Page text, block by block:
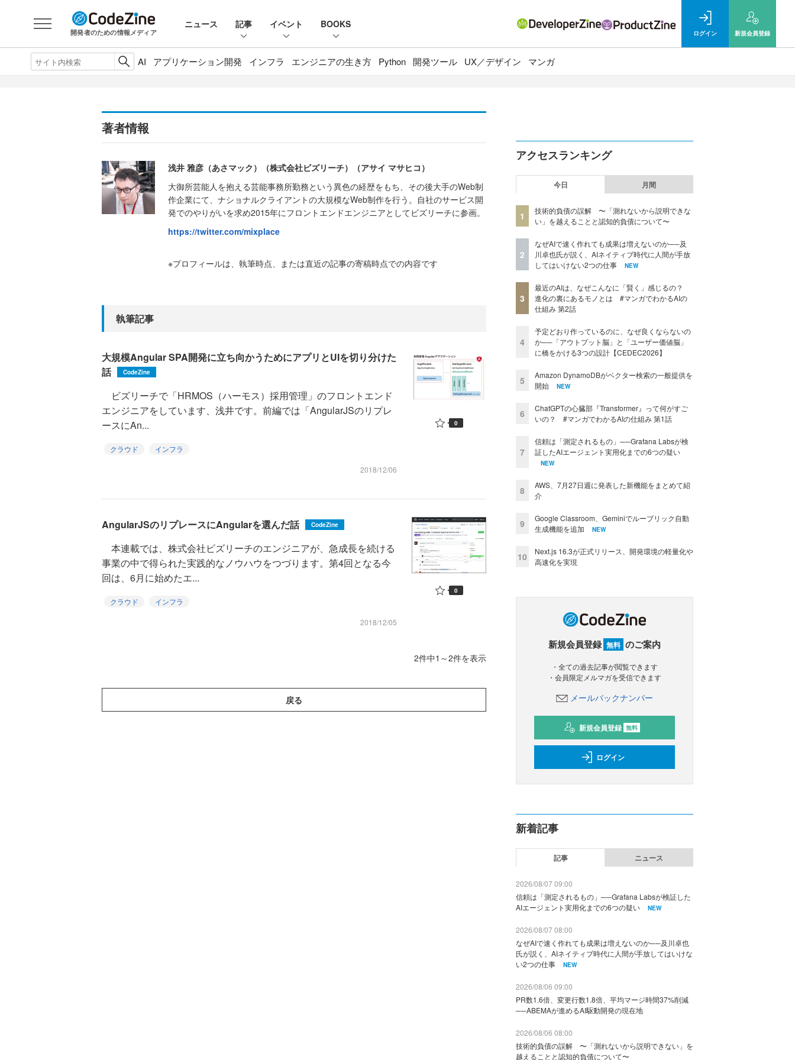
開発者のための情報メディア
ニュース 記事 イベント BOOKS
ログイン 新規会員登録
AI アプリケーション開発 インフラ エンジニアの生き方 Python 開発ツール UX／デザイン マンガ
著者情報
浅井 雅彦（あさマック）（株式会社ビズリーチ）（アサイ マサヒコ）
大御所芸能人を抱える芸能事務所勤務という異色の経歴をもち、その後大手のWeb制
作企業にて、ナショナルクライアントの大規模なWeb制作を行う。自社のサービス開
発でのやりがいを求め2015年にフロントエンドエンジニアとしてビズリーチに参画。
https://twitter.com/mixplace
※プロフィールは、執筆時点、または直近の記事の寄稿時点での内容です
執筆記事
大規模Angular SPA開発に立ち向かうためにアプリとUIを切り分けた
話
CodeZine
ビズリーチで「HRMOS（ハーモス）採用管理」のフロントエンド
エンジニアをしています、浅井です。前編では「AngularJSのリプレ
ースにAn...
クラウド インフラ
2018/12/06
0
AngularJSのリプレースにAngularを選んだ話 CodeZine
本連載では、株式会社ビズリーチのエンジニアが、急成長を続ける
事業の中で得られた実践的なノウハウをつづります。第4回となる今
回は、6月に始めたエ...
クラウド インフラ
2018/12/05
0
2件中1～2件を表示
戻る
アクセスランキング
今日 月間
1
技術的負債の誤解 〜「測れないから説明できな
い」を越えることと認知的負債について〜
2
なぜAIで速く作れても成果は増えないのか──及
川卓也氏が説く、AIネイティブ時代に人間が手放
してはいけない2つの仕事
NEW
3
最近のAIは、なぜこんなに「賢く」感じるの？
進化の裏にあるモノとは #マンガでわかるAIの
仕組み 第2話
4
予定どおり作っているのに、なぜ良くならないの
か──「アウトプット脳」と「ユーザー価値脳」
に橋をかける3つの設計【CEDEC2026】
5
Amazon DynamoDBがベクター検索の一般提供を
開始
NEW
6
ChatGPTの心臓部『Transformer』って何がすご
いの？ #マンガでわかるAIの仕組み 第1話
7
信頼は「測定されるもの」──Grafana Labsが検
証したAIエージェント実用化までの6つの疑い
NEW
8
AWS、7月27日週に発表した新機能をまとめて紹
介
9
Google Classroom、Geminiでルーブリック自動
生成機能を追加
NEW
10
Next.js 16.3が正式リリース、開発環境の軽量化や
高速化を実現
新規会員登録 無料 のご案内
・全ての過去記事が閲覧できます
・会員限定メルマガを受信できます
メールバックナンバー
新規会員登録 無料
ログイン
新着記事
記事 ニュース
2026/08/07 09:00
信頼は「測定されるもの」──Grafana Labsが検証した
AIエージェント実用化までの6つの疑い
NEW
2026/08/07 08:00
なぜAIで速く作れても成果は増えないのか──及川卓也
氏が説く、AIネイティブ時代に人間が手放してはいけな
い2つの仕事
NEW
2026/08/06 09:00
PR数1.6倍、変更行数1.8倍、平均マージ時間37%削減
──ABEMAが進めるAI駆動開発の現在地
2026/08/06 08:00
技術的負債の誤解 〜「測れないから説明できない」を
越えることと認知的負債について〜